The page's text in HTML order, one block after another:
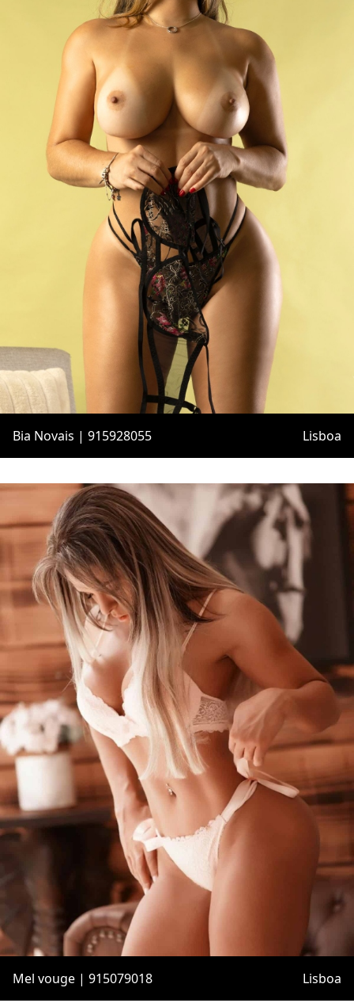
Bia Novais | 915928055 Lisboa
Mel vouge | 915079018 Lisboa